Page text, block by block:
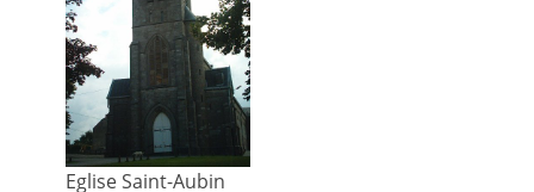
Eglise Saint-Aubin